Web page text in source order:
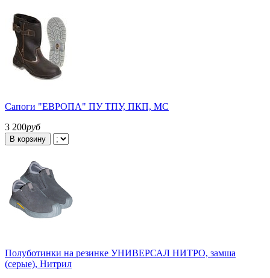
Сапоги "ЕВРОПА" ПУ ТПУ, ПКП, МС
3 200руб
В корзину
Полуботинки на резинке УНИВЕРСАЛ НИТРО, замша
(серые), Нитрил